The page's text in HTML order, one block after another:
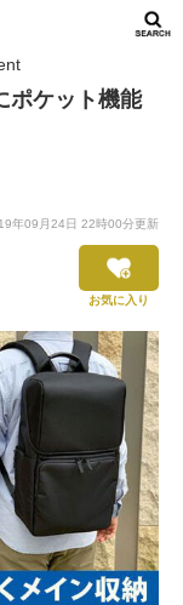
ポケット機能
年09月24日 22時00分更新
お気に入り